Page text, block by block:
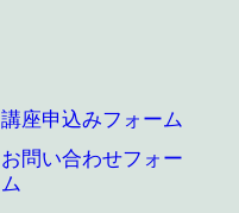
講座申込みフォーム
お問い合わせフォー
ム